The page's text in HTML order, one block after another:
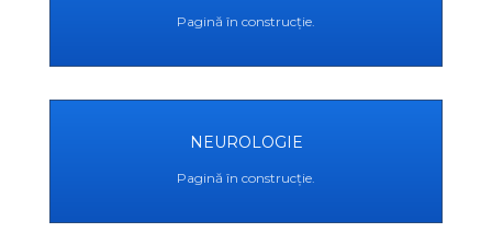
Pagină în construcție.
NEUROLOGIE
Pagină în construcție.